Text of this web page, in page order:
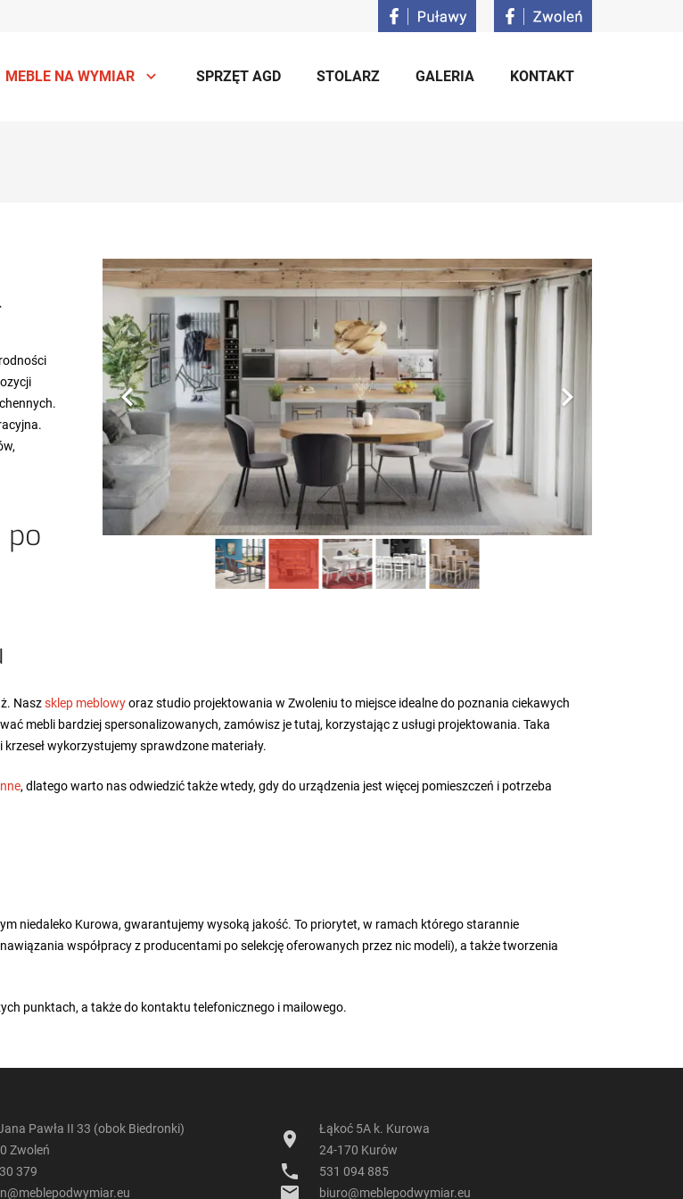
MEBLE NA WYMIAR SPRZĘT AGD STOLARZ GALERIA KONTAKT
po
Naszsklep meblowyoraz studio projektowania w Zwoleniu to miejsce idealne do poznania ciekawych
mebli bardziej spersonalizowanych, zamówisz je tutaj, korzystając z usługi projektowania. Taka
wykorzystujemy sprawdzone materiały.
, dlatego warto nas odwiedzić także wtedy, gdy do urządzenia jest więcej pomieszczeń i potrzeba
niedaleko Kurowa, gwarantujemy wysoką jakość. To priorytet, w ramach którego starannie
współpracy z producentami po selekcję oferowanych przez nic modeli), a także tworzenia
punktach, a także do kontaktu telefonicznego i mailowego.
Pawła II 33 (obok Biedronki)
Zwoleń
379
location_on
Łąkoć 5A k. Kurowa
24-170 Kurów
phone 531 094 885
email biuro@meblepodwymiar.eu